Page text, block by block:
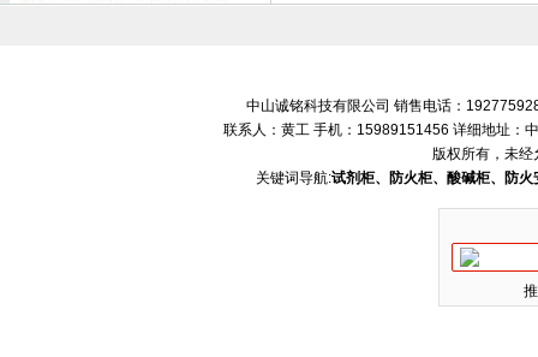
中山诚铭科技有限公司 销售电话：
联系人：黄工 手机：15989151456 详细地址：
版权所有，未经
关键词导航:试剂柜、防火柜、酸碱柜、防